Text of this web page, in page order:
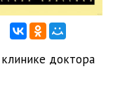
доктора